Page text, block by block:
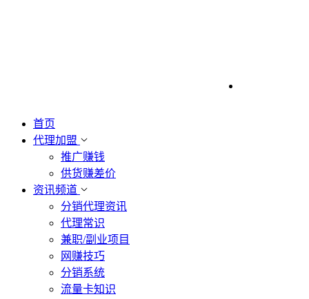
首页
代理加盟
推广赚钱
供货赚差价
资讯频道
分销代理资讯
代理常识
兼职/副业项目
网赚技巧
分销系统
流量卡知识